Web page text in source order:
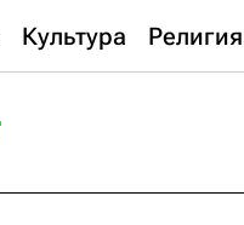
Культура Религия